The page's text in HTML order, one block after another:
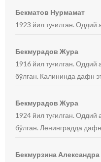
Бекматов Нурмамат
1923 йил туғилган. Оддий
Бекмурадов Жура
1916 йил туғилган. Оддий
бўлган. Калининда дафн
Бекмурадов Жура
1924 йил туғилган. Оддий
бўлган. Ленинградда дафн
Бекмурзина